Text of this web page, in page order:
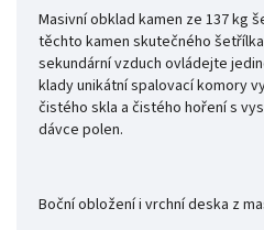
Masivní obklad kamen ze 137 kg
těchto kamen skutečného
sekundární vzduch ovládejte
klady unikátní spalovací komory
čistého skla a čistého hoření s
dávce polen.
Boční obložení i vrchní deska z